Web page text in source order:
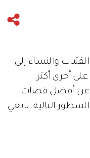
والنساء إلى
أخرى أكثر
عن أفضل قصات
السطور التالية، تابعي